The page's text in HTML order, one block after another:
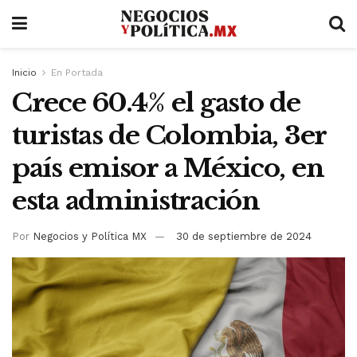
Inicio En Portada
Crece 60.4% el gasto de
turistas de Colombia, 3er
país emisor a México, en
esta administración
Por Negocios y Política MX 30 de septiembre de 2024